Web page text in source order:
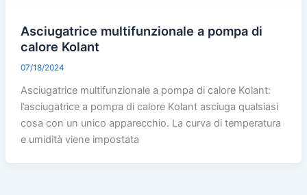
Asciugatrice multifunzionale a pompa di
calore Kolant
07/18/2024
Asciugatrice multifunzionale a pompa di calore Kolant:
l’asciugatrice a pompa di calore Kolant asciuga qualsiasi
cosa con un unico apparecchio. La curva di temperatura
e umidità viene impostata